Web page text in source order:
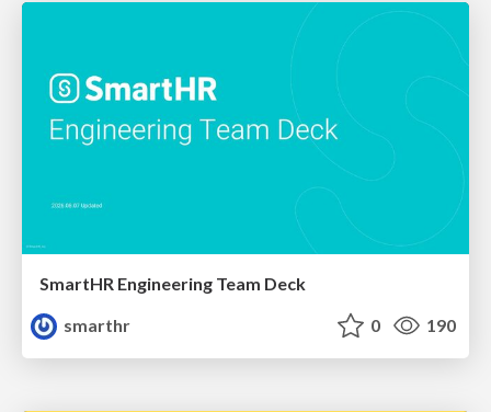
SmartHR Engineering Team Deck
smarthr
0 190